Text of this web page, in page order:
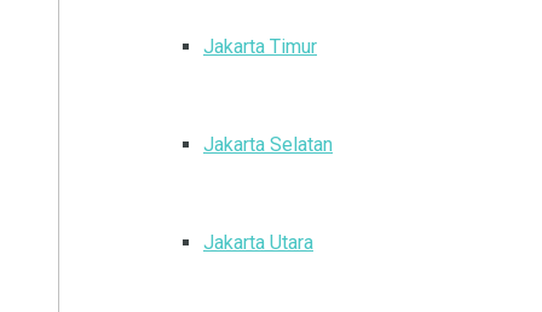
Jakarta Timur
Jakarta Selatan
Jakarta Utara